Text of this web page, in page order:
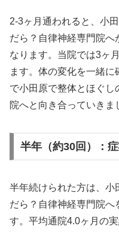
2-3ヶ月通われると、小
だら？自律神経専門院へ
なります。当院では3ヶ
ます。体の変化を一緒
で小田原で整体とほぐし
院へと向き合っていきま
半年（約30回）：
半年続けられた方は、小
だら？自律神経専門院へ
す。平均通院4.0ヶ月の